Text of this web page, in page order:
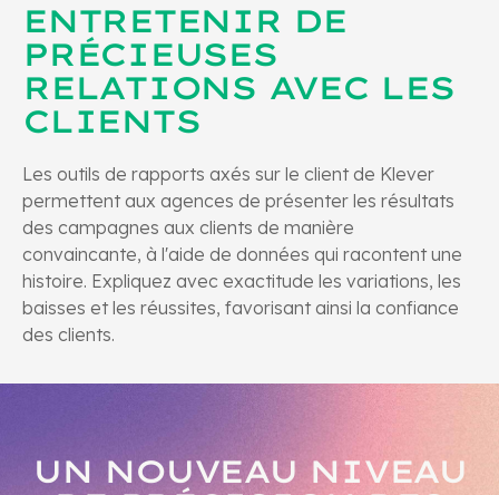
ENTRETENIR DE
PRÉCIEUSES
RELATIONS AVEC LES
CLIENTS
Les outils de rapports axés sur le client de Klever
permettent aux agences de présenter les résultats
des campagnes aux clients de manière
convaincante, à l'aide de données qui racontent une
histoire. Expliquez avec exactitude les variations, les
baisses et les réussites, favorisant ainsi la confiance
des clients.
UN NOUVEAU NIVEAU